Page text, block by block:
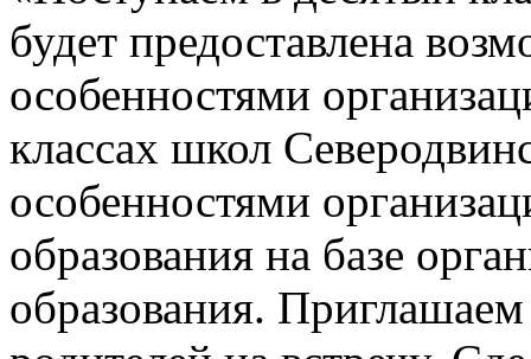
будет предоставлена
особенностями
классах школ
особенностями
образования на базе
образования.